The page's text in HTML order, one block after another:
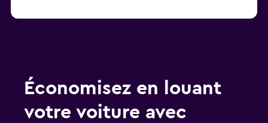
Économisez en louant
votre voiture avec